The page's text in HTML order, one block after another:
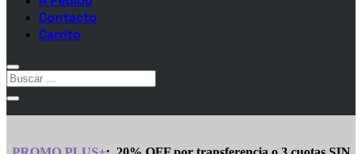
Contacto
Carrito